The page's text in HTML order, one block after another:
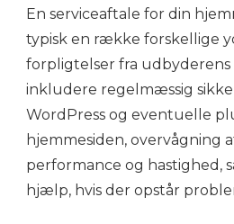
En serviceaftale for din
typisk en række forskellige
forpligtelser fra udbyderens
inkludere regelmæssig
WordPress og eventuelle
hjemmesiden, overvågning
performance og hastighed,
hjælp, hvis der opstår